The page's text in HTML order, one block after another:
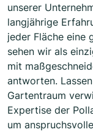
unserer
langjährige
jeder Fläche eine
sehen wir als
mit
antworten.
Gartentraum
Expertise der
um